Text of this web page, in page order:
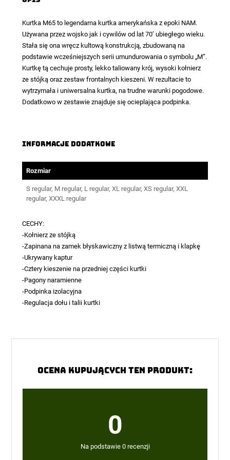
Kurtka M65to legendarna kurtka amerykańska z epoki NAM.
Używana przez wojsko jak i cywilów od lat 70’ ubiegłego wieku.
Stała się ona wręcz kultową konstrukcją, zbudowaną na
podstawie wcześniejszych serii umundurowania o symbolu „M”.
Kurtkę tą cechuje prosty, lekko taliowany krój, wysoki kołnierz
ze stójką oraz zestaw frontalnych kieszeni. W rezultacie to
wytrzymała i uniwersalna kurtka, na trudne warunki pogodowe.
Dodatkowo w zestawie znajduje się ocieplająca podpinka.
Informacje dodatkowe
Rozmiar
S regular, M regular, L regular, XL regular, XS regular, XXL
regular, XXXL regular
CECHY:
-Kołnierz ze stójką
-Zapinana na zamek błyskawiczny z listwą termiczną i klapkę
-Ukrywany kaptur
-Cztery kieszenie na przedniej części kurtki
-Pagony naramienne
-Podpinka izolacyjna
-Regulacja dołu i talii kurtki
Ocena kupujących ten produkt:
0
Na podstawie 0 recenzji